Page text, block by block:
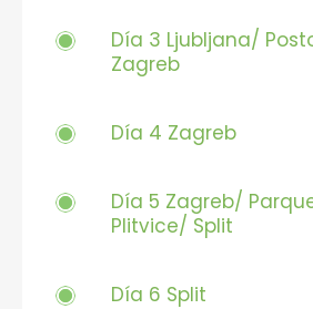
Día 3 Ljubljana/
Zagreb
Día 4 Zagreb
Día 5 Zagreb/
Plitvice/ Split
Día 6 Split